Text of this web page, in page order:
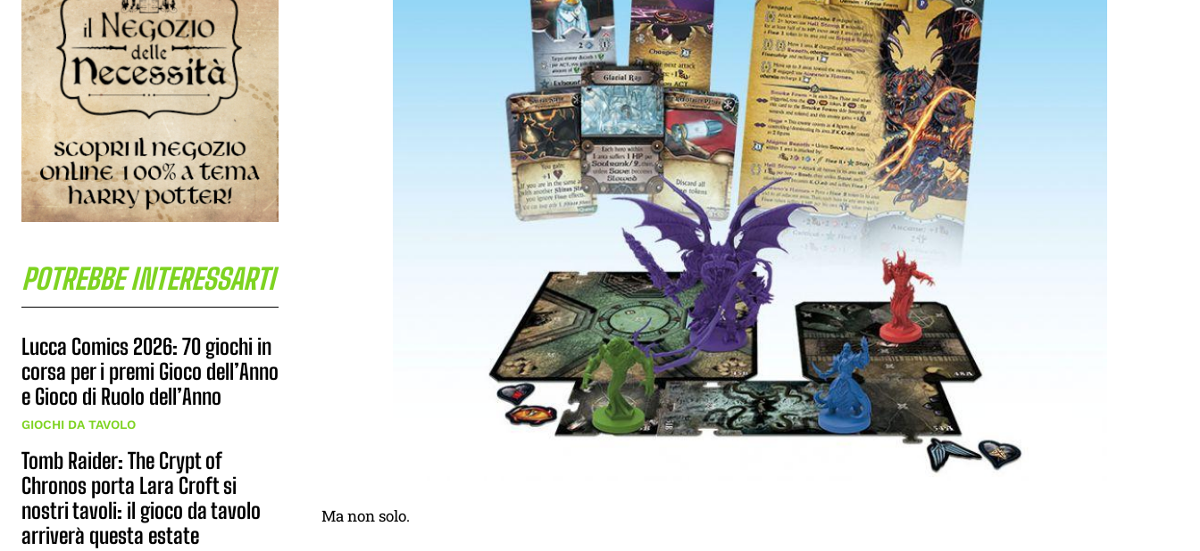
POTREBBE INTERESSARTI
Lucca Comics 2026: 70 giochi in
corsa per i premi Gioco dell’Anno
e Gioco di Ruolo dell’Anno
GIOCHI DA TAVOLO
Tomb Raider: The Crypt of
Chronos porta Lara Croft si
nostri tavoli: il gioco da tavolo
arriverà questa estate
Ma non solo.